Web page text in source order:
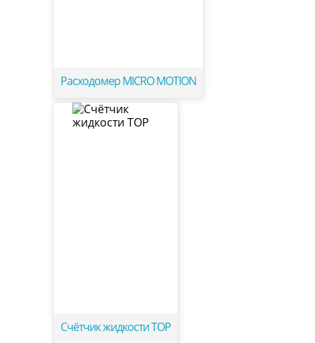
Расходомер MICRO MOTION
Счётчик жидкости ТОР